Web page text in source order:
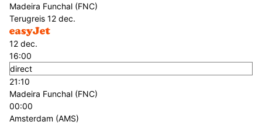
Madeira Funchal (FNC)
Terugreis 12 dec.
12 dec.
16:00
direct
21:10
Madeira Funchal (FNC)
00:00
Amsterdam (AMS)